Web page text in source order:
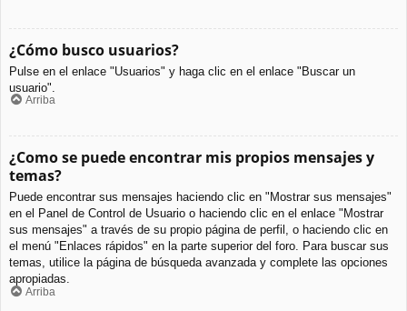
¿Cómo busco usuarios?
Pulse en el enlace "Usuarios" y haga clic en el enlace "Buscar un
usuario".
Arriba
¿Como se puede encontrar mis propios mensajes y
temas?
Puede encontrar sus mensajes haciendo clic en "Mostrar sus mensajes"
en el Panel de Control de Usuario o haciendo clic en el enlace "Mostrar
sus mensajes" a través de su propio página de perfil, o haciendo clic en
el menú "Enlaces rápidos" en la parte superior del foro. Para buscar sus
temas, utilice la página de búsqueda avanzada y complete las opciones
apropiadas.
Arriba